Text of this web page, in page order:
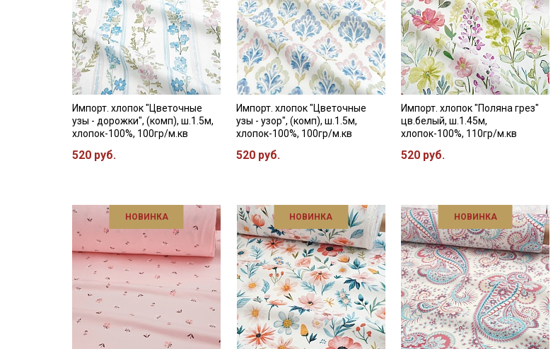
Импорт. хлопок "Цветочные
узы - дорожки", (комп), ш.1.5м,
хлопок-100%, 100гр/м.кв
520 руб.
Импорт. хлопок "Цветочные
узы - узор", (комп), ш.1.5м,
хлопок-100%, 100гр/м.кв
520 руб.
Импорт. хлопок "Поляна грез"
цв.белый, ш.1.45м,
хлопок-100%, 110гр/м.кв
520 руб.
НОВИНКА НОВИНКА НОВИНКА